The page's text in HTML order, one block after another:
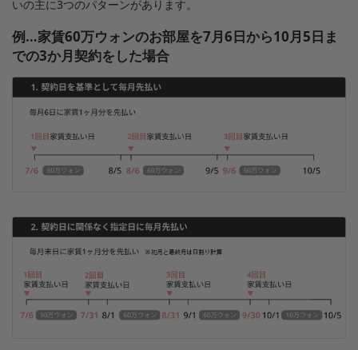
いの主に3つのパターンがあります。
例…家賃60万ウォンのお部屋を7月6日から10月5日ま
での3か月契約をした場合